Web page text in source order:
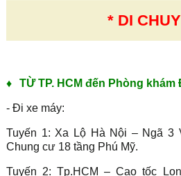
* DI
♦ TỪ TP. HCM đến Phòng
- Đi xe máy:
Tuyến 1: Xa Lộ Hà Nội – Ngã 3
Chung cư 18 tầng Phú Mỹ.
Tuyến 2: Tp.HCM – Cao tốc